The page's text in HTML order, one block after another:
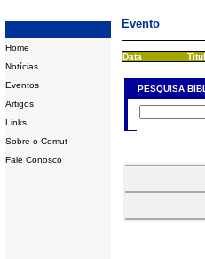
Home
Notícias
Eventos
Artigos
Links
Sobre o Comut
Fale Conosco
Evento
Data
PESQUISA